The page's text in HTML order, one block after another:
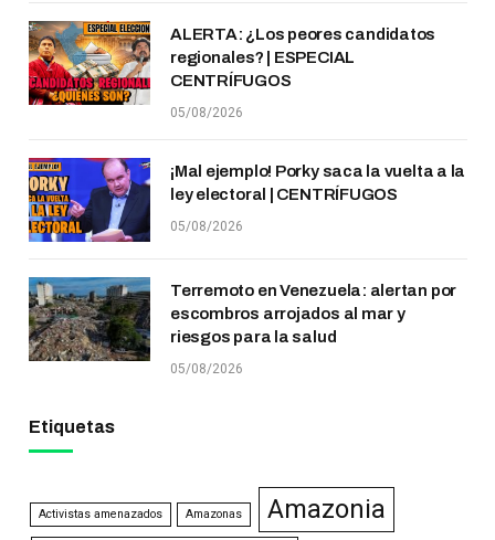
ALERTA: ¿Los peores candidatos
regionales? | ESPECIAL
CENTRÍFUGOS
05/08/2026
¡Mal ejemplo! Porky saca la vuelta a la
ley electoral | CENTRÍFUGOS
05/08/2026
Terremoto en Venezuela: alertan por
escombros arrojados al mar y
riesgos para la salud
05/08/2026
Etiquetas
Activistas amenazados Amazonas Amazonia